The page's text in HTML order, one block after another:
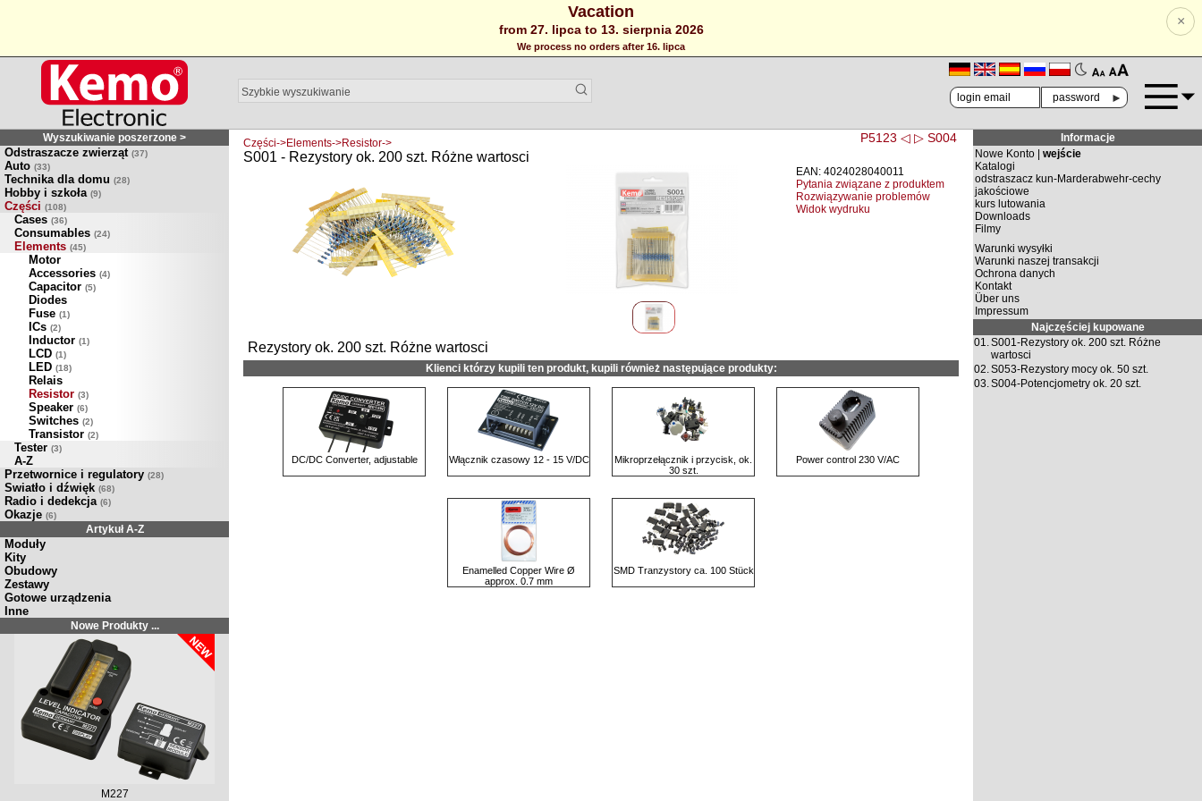
Vacation
from 27. lipca to 13. sierpnia 2026
We process no orders after 16. lipca
×
🗛 🗚
►
Wyszukiwanie poszerzone >
Odstraszacze zwierząt (37)
Auto (33)
Technika dla domu (28)
Hobby i szkoła (9)
Części (108)
Cases (36)
Consumables (24)
Elements (45)
Motor
Accessories (4)
Capacitor (5)
Diodes
Fuse (1)
ICs (2)
Inductor (1)
LCD (1)
LED (18)
Relais
Resistor (3)
Speaker (6)
Switches (2)
Transistor (2)
Tester (3)
A-Z
Przetwornice i regulatory (28)
Swiatło i dźwięk (68)
Radio i dedekcja (6)
Okazje (6)
Artykuł A-Z
Moduły
Kity
Obudowy
Zestawy
Gotowe urządzenia
Inne
Nowe Produkty ...
M227
P5123 ◁ ▷ S004
Części->Elements->Resistor->
S001 - Rezystory ok. 200 szt. Różne wartosci
EAN: 4024028040011
Pytania związane z produktem
Rozwiązywanie problemów
Widok wydruku
Rezystory ok. 200 szt. Różne wartosci
Klienci którzy kupili ten produkt, kupili również następujące produkty:
DC/DC Converter, adjustable Włącznik czasowy 12 - 15 V/DC
Mikroprzełącznik i przycisk, ok.
30 szt.
Power control 230 V/AC
Enamelled Copper Wire Ø
approx. 0.7 mm
SMD Tranzystory ca. 100 Stück
Informacje
Nowe Konto | wejście
Katalogi
odstraszacz kun-Marderabwehr-cechy
jakościowe
kurs lutowania
Downloads
Filmy
Warunki wysyłki
Warunki naszej transakcji
Ochrona danych
Kontakt
Über uns
Impressum
Najczęściej kupowane
01.S001-Rezystory ok. 200 szt. Różne
wartosci
02.S053-Rezystory mocy ok. 50 szt.
03.S004-Potencjometry ok. 20 szt.